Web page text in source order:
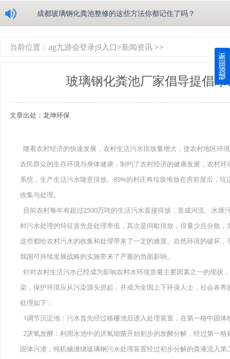
成都玻璃钢化粪池整修的这些方法你都记住了吗？
四川玻璃钢化粪池逐渐取代传统玻璃钢化粪池的这几点原因
关于重庆玻璃钢化粪池的这些基础知识你都记住了吗？
在安装绵阳玻璃钢化粪池时可能遇到这些难题
使用成都玻璃钢化粪池的七大好处你都记住了吗？
当前位置： ag九游会登录j9入口>新闻资讯 >>
玻璃钢化粪池厂家倡导提倡
文章出处：龙坤环保
随着农村经济的快速发展，农村生活污水排放量增大，使农村地区环
农民群众的生存环境与身体健康，制约了农村经济的健康发展，农村
系统，生产生活污水随意排放。89%的村庄将垃圾堆放在房前屋后，
收集与处理。
目前农村每年有超过2500万吨的生活污水直接排放，造成河流、水
村污水处理的特征首先是处理率低，其次是间歇排放，排量少且分散
这些都给农村污水的收集和处理带来了一定的难度。自然环境的破坏
我国可持续发展战略的实施带来了严重的负面影响。
针对农村生活污水已经成为影响农村水环境质量主要因素之一的现状
染，保护环境应从污染源头抓起，并成为全国上下环保人士，社会各界
处理如下：
1调节沉淀池：污水首先经过格栅池后进入处理装置，在第一格中固
2厌氧发酵：利用水池中的厌氧细菌开始初步的发酵分解，经过第一
固体污渣，纯机械缠绕玻璃钢污水处理装置经过初步分解的粪液流入